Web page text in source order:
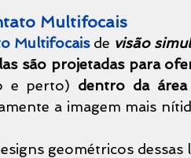
Multifocais
Multifocais de visão
são projetadas para
e perto) dentro da
a imagem mais
geométricos dessas